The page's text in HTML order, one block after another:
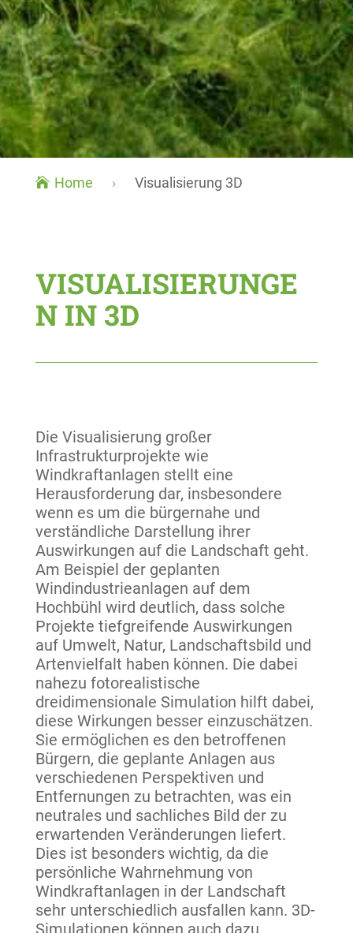
Home › Visualisierung 3D
VISUALISIERUNGE
N IN 3D
Die Visualisierung großer
Infrastrukturprojekte wie
Windkraftanlagen stellt eine
Herausforderung dar, insbesondere
wenn es um die bürgernahe und
verständliche Darstellung ihrer
Auswirkungen auf die Landschaft geht.
Am Beispiel der geplanten
Windindustrieanlagen auf dem
Hochbühl wird deutlich, dass solche
Projekte tiefgreifende Auswirkungen
auf Umwelt, Natur, Landschaftsbild und
Artenvielfalt haben können. Die dabei
nahezu fotorealistische
dreidimensionale Simulation hilft dabei,
diese Wirkungen besser einzuschätzen.
Sie ermöglichen es den betroffenen
Bürgern, die geplante Anlagen aus
verschiedenen Perspektiven und
Entfernungen zu betrachten, was ein
neutrales und sachliches Bild der zu
erwartenden Veränderungen liefert.
Dies ist besonders wichtig, da die
persönliche Wahrnehmung von
Windkraftanlagen in der Landschaft
sehr unterschiedlich ausfallen kann. 3D-
Simulationen können auch dazu